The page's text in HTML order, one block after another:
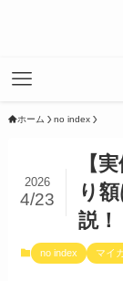
ホーム no index
【
り
説！
2026
4/23
no index マイ